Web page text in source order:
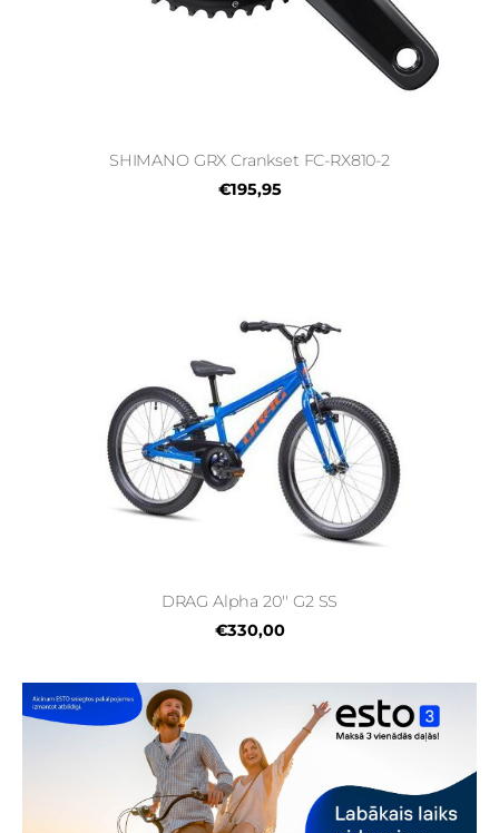
SHIMANO GRX Crankset FC-RX810-2
€195,95
DRAG Alpha 20'' G2 SS
€330,00